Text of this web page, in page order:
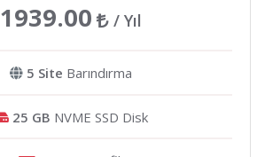
1939.00 / Yıl
5 Site Barındırma
25 GB NVME SSD Disk